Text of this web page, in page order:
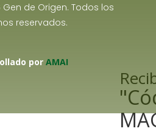
de Origen. Todos los
reservados.
porAMAI